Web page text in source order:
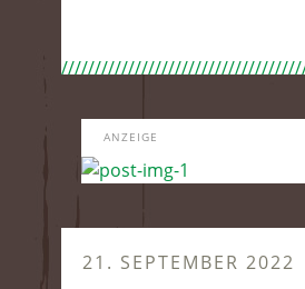
ANZEIGE
21. SEPTEMBER 2022